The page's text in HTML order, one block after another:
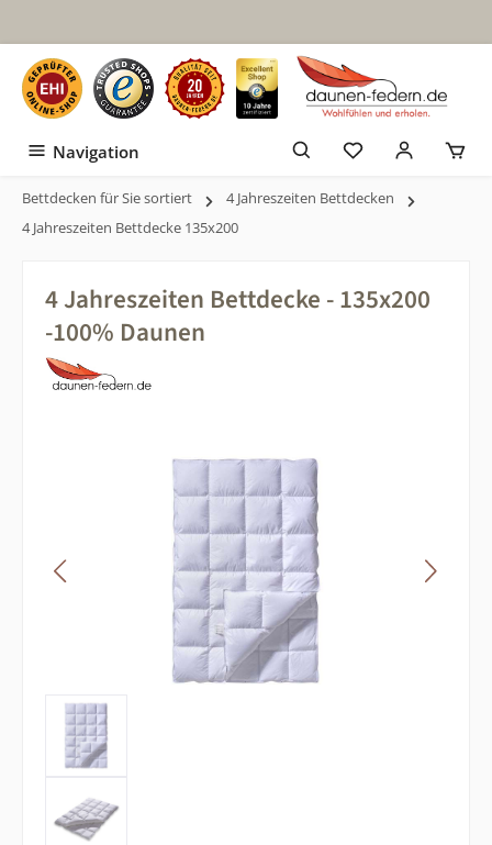
Navigation
Bettdecken für Sie sortiert
4 Jahreszeiten Bettdecken
4 Jahreszeiten Bettdecke 135x200
4 Jahreszeiten Bettdecke - 135x200
-100% Daunen
Bildergalerie überspringen